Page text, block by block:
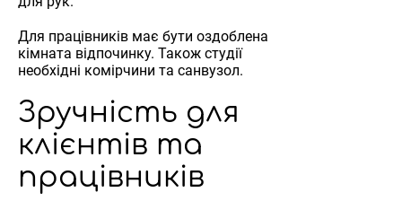
Для працівників має бути оздоблена
кімната відпочинку. Також студії
необхідні комірчини та санвузол.
Зручність для
клієнтів та
працівників